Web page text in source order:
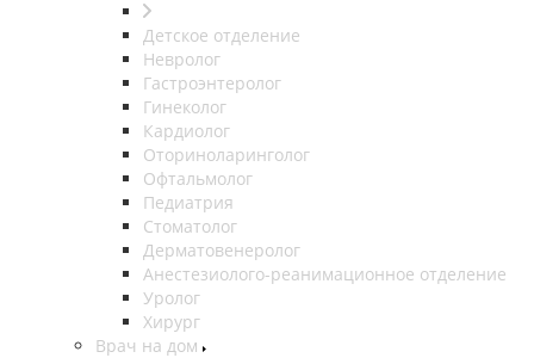
Детское отделение
Невролог
Гастроэнтеролог
Гинеколог
Кардиолог
Оториноларинголог
Офтальмолог
Педиатрия
Стоматолог
Дерматовенеролог
Анестезиолого-реанимационное отделение
Уролог
Хирург
Врач на дом